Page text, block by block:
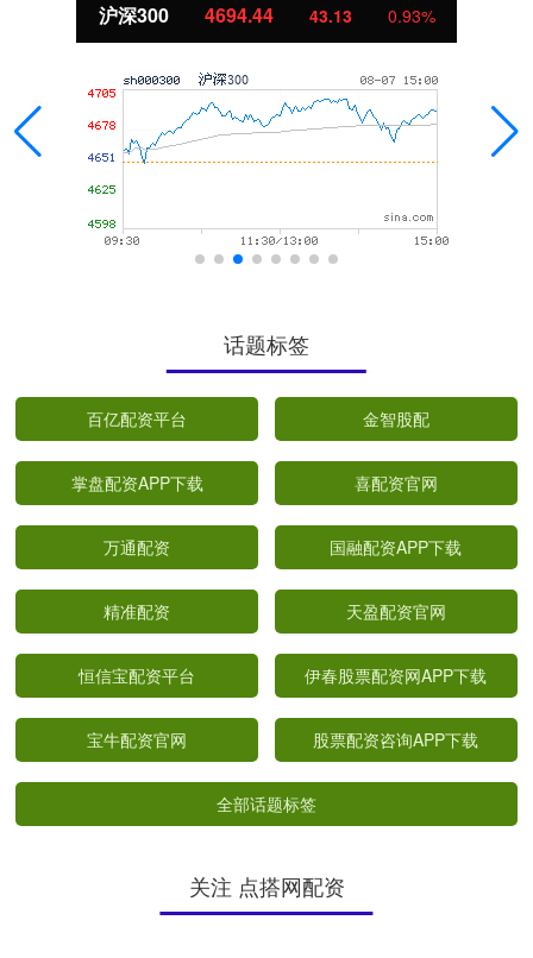
沪深300 4694.44 43.13 0.93%
话题标签
百亿配资平台 金智股配
掌盘配资APP下载 喜配资官网
万通配资 国融配资APP下载
精准配资 天盈配资官网
恒信宝配资平台 伊春股票配资网APP下载
宝牛配资官网 股票配资咨询APP下载
全部话题标签
关注 点搭网配资